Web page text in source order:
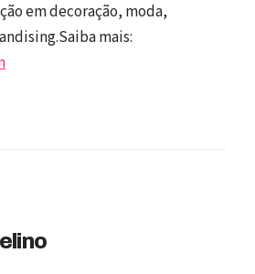
em decoração, moda,
mais: